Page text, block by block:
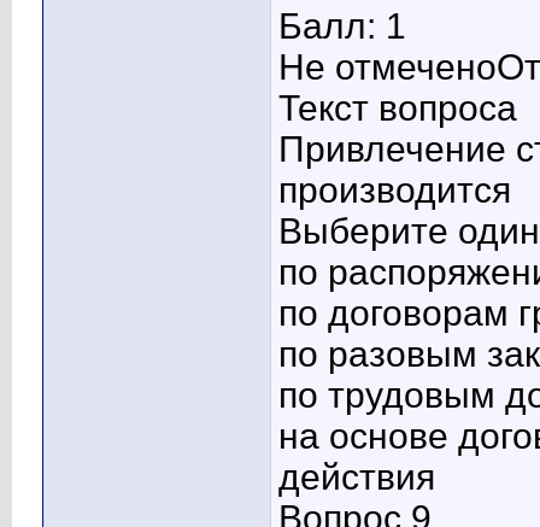
Балл: 1
Не
Текст вопроса
Привлечение
производится
Выберите
по
по договорам
по разовым
по трудовым
на основе
действия
Вопрос 9